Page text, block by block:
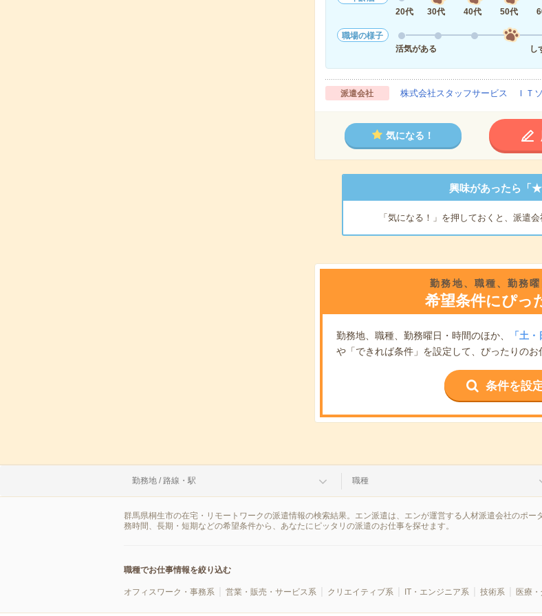
20代
30代 40代 50代
職場の様子
活気がある
し
派遣会社 株式会社スタッフサービス ＩＴ
気になる！
興味があったら「★
「気になる！」を押しておくと、派遣会
勤務地、職種、勤務
希望条件にぴっ
勤務地、職種、勤務曜日・時間のほか、 「土
や「できれば条件」を設定して、ぴったりのお
条件を設
勤務地 / 路線・駅 職種
群馬県桐生市の在宅・リモートワークの派遣情報の検索結果。エン派遣は、エンが運営する人材派遣会社のポ
務時間、長期・短期などの希望条件から、あなたにピッタリの派遣のお仕事を探せます。
職種でお仕事情報を絞り込む
オフィスワーク・事務系 営業・販売・サービス系 クリエイティブ系 IT・エンジニア系 技術系 医療